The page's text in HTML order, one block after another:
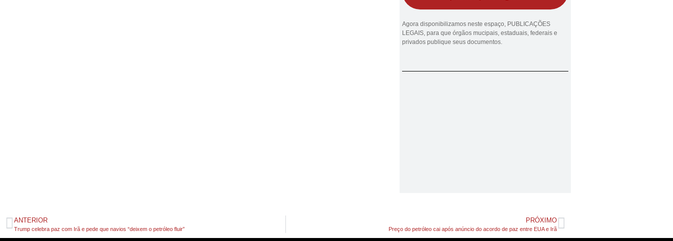
Agora disponibilizamos neste espaço, PUBLICAÇÕES
LEGAIS, para que órgãos mucipais, estaduais, federais e
privados publique seus documentos.
ANTERIOR
Trump celebra paz com Irã e pede que navios “deixem o petróleo fluir”
PRÓXIMO
Preço do petróleo cai após anúncio do acordo de paz entre EUA e Irã